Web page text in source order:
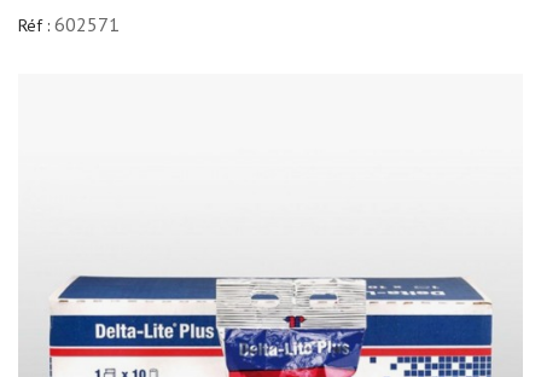
Réf : 602571